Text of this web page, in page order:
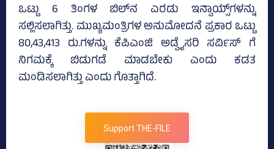
ಒಟ್ಟು 6 ತಿಂಗಳ ಬಿಲ್‌ನ ಎರಡು ಇನ್ವಾಯ್ಸ್‌ಗಳನ್ನು
ಸಲ್ಲಿಸಲಾಗಿತ್ತು. ಮುಖ್ಯಮಂತ್ರಿಗಳ ಅನುಮೋದನೆ ಪ್ರಕಾರ ಒಟ್ಟು
80,43,413 ರು.ಗಳನ್ನು ಕೆಪಿಎಂಜಿ ಅಡ್ವೈಸರಿ ಸರ್ವಿಸ್‌ ಗೆ
ನಿಗಮಕ್ಕೆ ಬಿಡುಗಡೆ ಮಾಡಬೇಕು ಎಂದು ಕಡತ
ಮಂಡಿಸಲಾಗಿತ್ತು ಎಂದು ಗೊತ್ತಾಗಿದೆ.
Support THE-FILE